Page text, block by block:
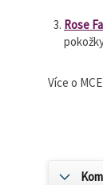
Rose
Více o